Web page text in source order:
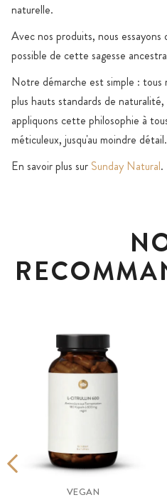
naturelle.
Avec nos produits, nous essayons
possible de cette sagesse
Notre démarche est simple : tous
plus hauts standards de
appliquons cette philosophie à
méticuleux, jusqu'au moindre détail.
En savoir plus sur Sunday Natural.
VEGAN